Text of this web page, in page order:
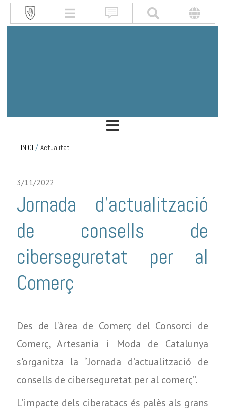
INICI / Actualitat
3/11/2022
Jornada d’actualització
de consells de
ciberseguretat per al
Comerç
Des de l'àrea de Comerç del Consorci de
Comerç, Artesania i Moda de Catalunya
s'organitza la “Jornada d’actualització de
consells de ciberseguretat per al comerç”.
L’impacte dels ciberatacs és palès als grans